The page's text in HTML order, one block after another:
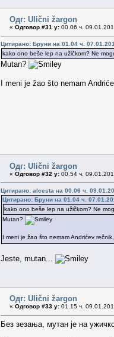
Одг: Ulični žargon
« Одговор #31 у: 00.06 ч.
Цитирано: Бруни на 01.04 ч.
kako ono beše lep na užičkom? Ne
Mutan?
I meni je žao što nemam
Одг: Ulični žargon
« Одговор #32 у: 00.54 ч.
Цитирано: alcesta на 00.06 ч.
Цитирано: Бруни на 01.04 ч.
kako ono beše lep na užičkom? Ne
Mutan?
I meni je žao što nemam Andrićev
Jeste, mutan...
Одг: Ulični žargon
« Одговор #33 у: 01.15 ч.
Без зезања, мутан је на